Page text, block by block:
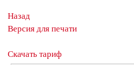
Назад
Версия для печати
Скачать тариф